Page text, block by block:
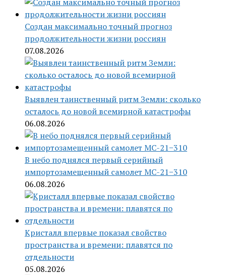
Создан максимально точный прогноз
продолжительности жизни россиян
07.08.2026
Выявлен таинственный ритм Земли: сколько
осталось до новой всемирной катастрофы
06.08.2026
В небо поднялся первый серийный
импортозамещенный самолет МС-21−310
06.08.2026
Кристалл впервые показал свойство
пространства и времени: плавятся по
отдельности
05.08.2026